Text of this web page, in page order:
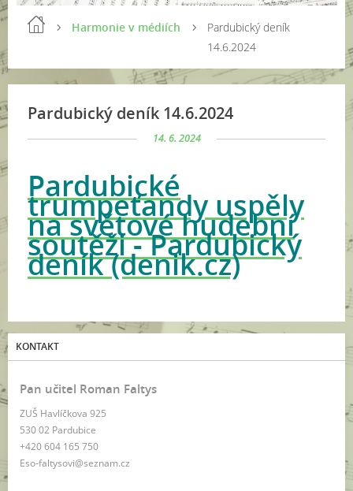
Harmonie v médiích
Pardubický deník
14.6.2024
Pardubický deník 14.6.2024
14. 6. 2024
Pardubické
trumpeťandy uspěly
na světové hudební
soutěži - Pardubický
deník (denik.cz)
KONTAKT
Pan učitel Roman Faltys
ZUŠ Havlíčkova 925
530 02 Pardubice
+420 604 165 750
Eso-faltysovi@seznam.cz